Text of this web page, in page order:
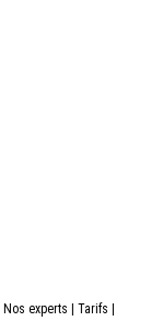
Nos experts | Tarifs |